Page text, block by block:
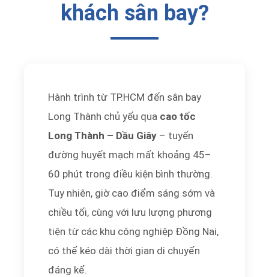
khách sân bay?
Hành trình từ TP.HCM đến sân bay
Long Thành chủ yếu qua cao tốc
Long Thành – Dầu Giây – tuyến
đường huyết mạch mất khoảng 45–
60 phút trong điều kiện bình thường.
Tuy nhiên, giờ cao điểm sáng sớm và
chiều tối, cùng với lưu lượng phương
tiện từ các khu công nghiệp Đồng Nai,
có thể kéo dài thời gian di chuyển
đáng kể.